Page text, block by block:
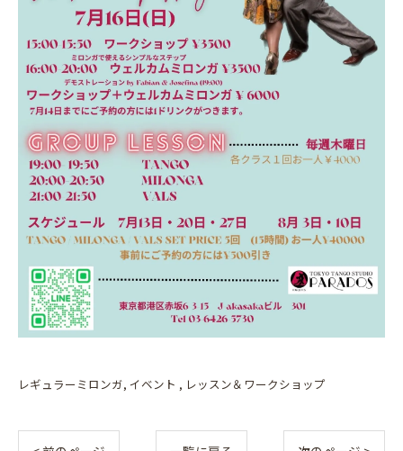
レギュラーミロンガ イベント レッスン＆ワークショップ